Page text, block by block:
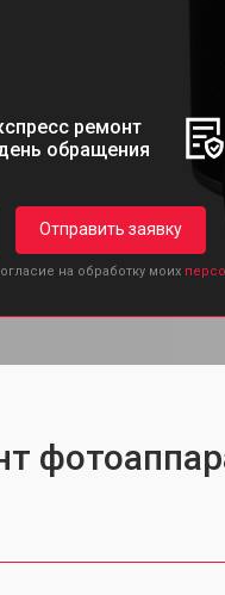
ремонт
обращения
Отправить заявку
на обработку моих